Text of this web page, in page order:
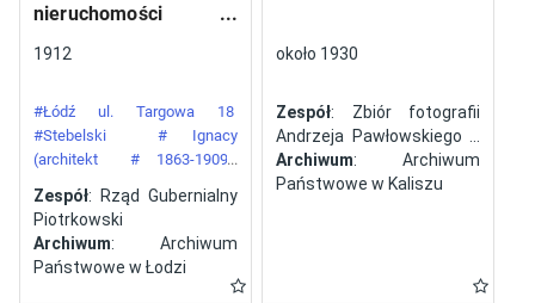
nieruchomości
numerem 34 przy ulicy
Łodzi]
1912
#Łódź ul. Targowa 18
#Stebelski
# Ignacy
(architekt
# 1863-1909)
Zespół: Rząd Gubernialny
Piotrkowski
Archiwum: Archiwum
Państwowe w Łodzi
około 1930
Zespół: Zbiór fotografii
Andrzeja Pawłowskiego z
Kalisza
Archiwum: Archiwum
Państwowe w Kaliszu